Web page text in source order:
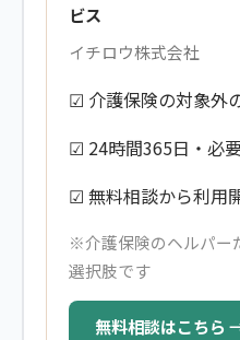
ビス
イチロウ株式会社
☑ 介護保険の対象外
☑ 24時間365日・必
☑ 無料相談から利用
※介護保険のヘルパー
選択肢です
無料相談はこちら